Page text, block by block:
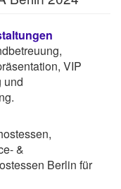
VIP
und
&
Berlin für